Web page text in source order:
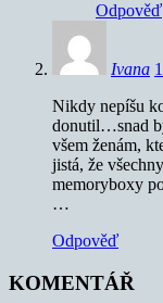
Odpověď
Ivana
Nikdy nepíšu
donutil…snad
všem ženám,
jistá, že
memoryboxy
…
Odpověď
KOMENTÁŘ